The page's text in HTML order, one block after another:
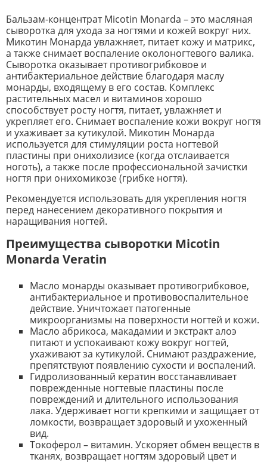
Бальзам-концентрат Micotin Monarda – это масляная
сыворотка для ухода за ногтями и кожей вокруг них.
Микотин Монарда увлажняет, питает кожу и матрикс,
а также снимает воспаление околоногтевого валика.
Сыворотка оказывает противогрибковое и
антибактериальное действие благодаря маслу
монарды, входящему в его состав. Комплекс
растительных масел и витаминов хорошо
способствует росту ногтя, питает, увлажняет и
укрепляет его. Снимает воспаление кожи вокруг ногтя
и ухаживает за кутикулой. Микотин Монарда
используется для стимуляции роста ногтевой
пластины при онихолизисе (когда отслаивается
ноготь), а также после профессиональной зачистки
ногтя при онихомикозе (грибке ногтя).
Рекомендуется использовать для укрепления ногтя
перед нанесением декоративного покрытия и
наращивания ногтей.
Преимущества сыворотки Micotin
Monarda Veratin
Масло монарды оказывает противогрибковое,
антибактериальное и противовоспалительное
действие. Уничтожает патогенные
микроорганизмы на поверхности ногтей и кожи.
Масло абрикоса, макадамии и экстракт алоэ
питают и успокаивают кожу вокруг ногтей,
ухаживают за кутикулой. Снимают раздражение,
препятствуют появлению сухости и воспалений.
Гидролизованный кератин восстанавливает
поврежденные ногтевые пластины после
повреждений и длительного использования
лака. Удерживает ногти крепкими и защищает от
ломкости, возвращает здоровый и ухоженный
вид.
Токоферол – витамин. Ускоряет обмен веществ в
тканях, возвращает ногтям здоровый цвет и